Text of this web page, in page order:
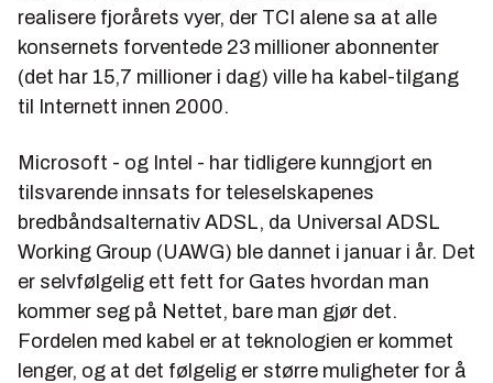
realisere fjorårets vyer, der TCI alene sa at alle
konsernets forventede 23 millioner abonnenter
(det har 15,7 millioner i dag) ville ha kabel-tilgang
til Internett innen 2000.
Microsoft - og Intel - har tidligere kunngjort en
tilsvarende innsats for teleselskapenes
bredbåndsalternativ ADSL, da Universal ADSL
Working Group (UAWG) ble dannet i januar i år. Det
er selvfølgelig ett fett for Gates hvordan man
kommer seg på Nettet, bare man gjør det.
Fordelen med kabel er at teknologien er kommet
lenger, og at det følgelig er større muligheter for å